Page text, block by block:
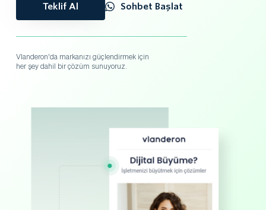
Teklif Al Sohbet Başlat
Vlanderon'da markanızı güçlendirmek için
her şey dahil bir çözüm sunuyoruz.